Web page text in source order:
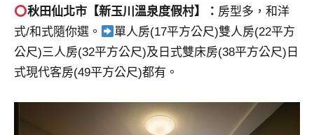
秋田仙北市【新玉川溫泉度假村】： 房型多，和洋
式/和式隨你選。
單人房(17平方公尺)雙人房(22平方
公尺)三人房(32平方公尺)及日式雙床房(38平方公尺)日
式現代客房(49平方公尺)都有。